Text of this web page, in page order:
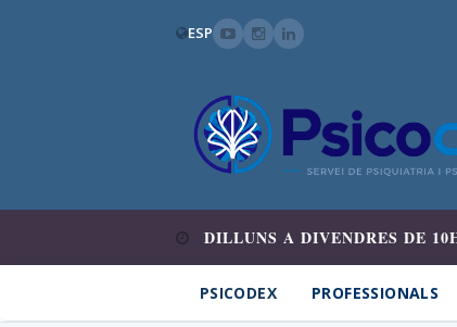
ESP
DILLUNS A DIVENDRES DE
PSICODEX PROFESSIONALS